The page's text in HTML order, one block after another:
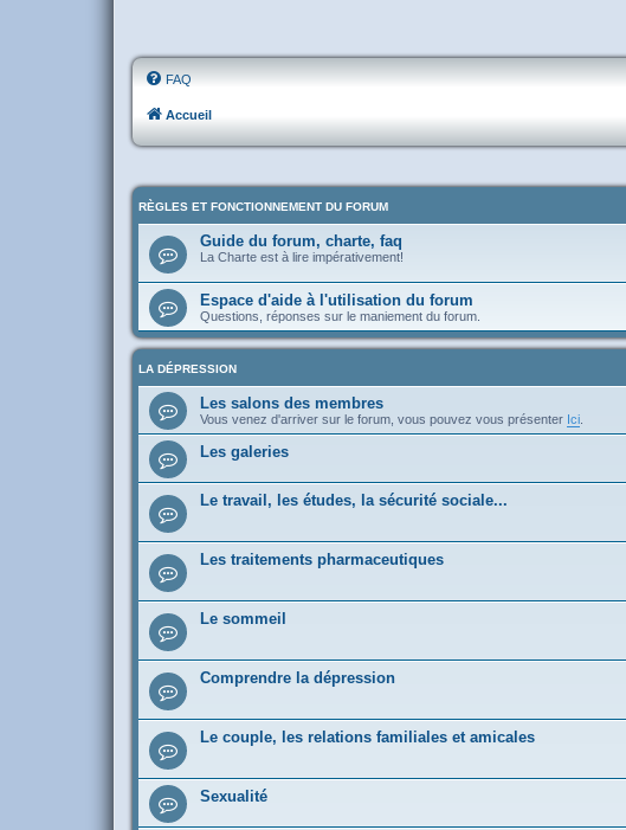
FAQ
Accueil
RÈGLES ET FONCTIONNEMENT DU FORUM
Guide du forum, charte, faq
La Charte est à lire impérativement!
Espace d'aide à l'utilisation du forum
Questions, réponses sur le maniement du forum.
LA DÉPRESSION
Les salons des membres
Vous venez d'arriver sur le forum, vous pouvez vous présenter Ici
Les galeries
Le travail, les études, la sécurité sociale...
Les traitements pharmaceutiques
Le sommeil
Comprendre la dépression
Le couple, les relations familiales et amicales
Sexualité